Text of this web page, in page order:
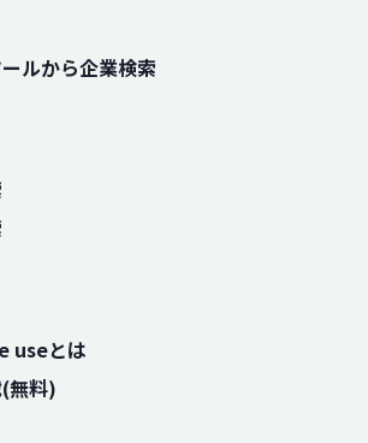
ルから企業検索
useとは
無料)